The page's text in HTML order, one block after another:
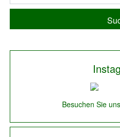
Besuchen Sie